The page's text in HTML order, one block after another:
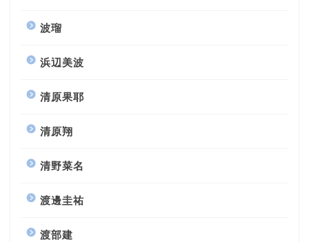
波瑠
浜辺美波
清原果耶
清原翔
清野菜名
渡邊圭祐
渡部建